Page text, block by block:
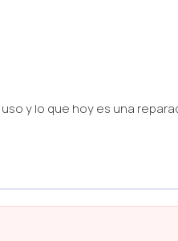
y lo que hoy es una